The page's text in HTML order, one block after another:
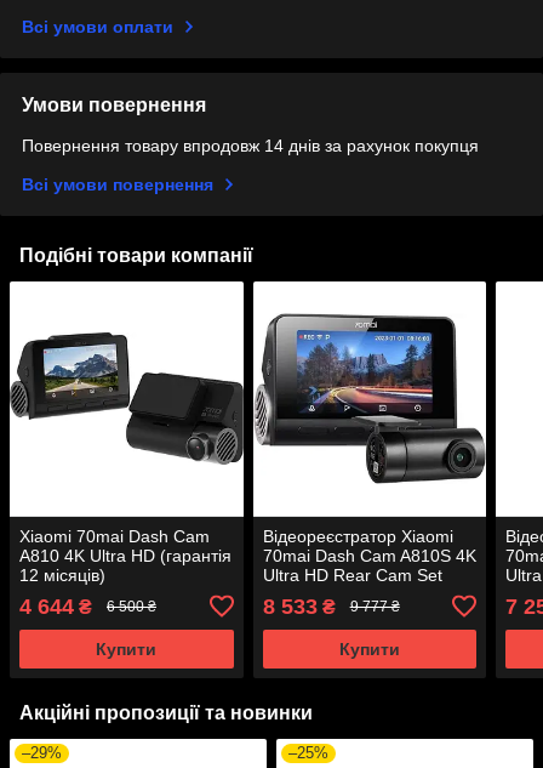
Всі умови оплати
Умови повернення
Повернення товару впродовж 14 днів за рахунок покупця
Всі умови повернення
Подібні товари компанії
Xiaomi 70mai Dash Cam
A810 4K Ultra HD (гарантія
12 місяців)
4 644 ₴ 6 500 ₴
Купити
Відеореєстратор Xiaomi
70mai Dash Cam A810S 4K
Ultra HD Rear Cam Set
8 533₴ 9 777 ₴
Купити
7
Акційні пропозиції та новинки
–29% –25%